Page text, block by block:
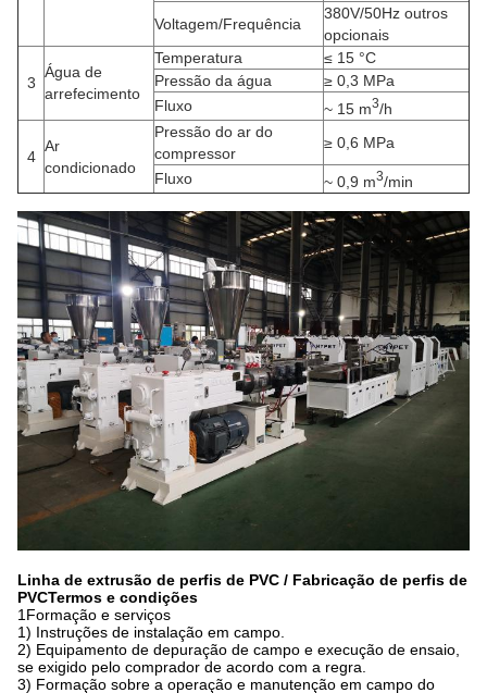
Voltagem/Frequência
380V/50Hz outros
opcionais
3
Água de
arrefecimento
Temperatura
≤ 15 °C
Pressão da água
≥ 0,3 MPa
Fluxo
~ 15 m3/h
4
Ar
condicionado
Pressão do ar do
compressor
≥ 0,6 MPa
Fluxo ~ 0,9 m3/min
Linha de extrusão de perfis de PVC / Fabricação de perfis de
PVCTermos e condições
1Formação e serviços
1) Instruções de instalação em campo.
2) Equipamento de depuração de campo e execução de ensaio,
se exigido pelo comprador de acordo com a regra.
3) Formação sobre a operação e manutenção em campo do